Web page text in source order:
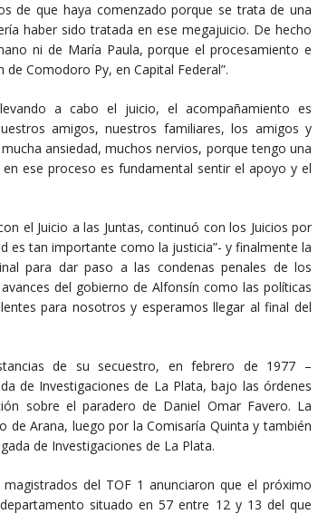
de que haya comenzado porque se trata de una
haber sido tratada en ese megajuicio. De hecho
ni de María Paula, porque el procesamiento e
Comodoro Py, en Capital Federal”.
a cabo el juicio, el acompañamiento es
amigos, nuestros familiares, los amigos y
ansiedad, muchos nervios, porque tengo una
ese proceso es fundamental sentir el apoyo y el
el Juicio a las Juntas, continuó con los Juicios por
es tan importante como la justicia”- y finalmente la
para dar paso a las condenas penales de los
del gobierno de Alfonsín como las políticas
para nosotros y esperamos llegar al final del
de su secuestro, en febrero de 1977 –
de Investigaciones de La Plata, bajo las órdenes
sobre el paradero de Daniel Omar Favero. La
Arana, luego por la Comisaría Quinta y también
de Investigaciones de La Plata.
del TOF 1 anunciaron que el próximo
situado en 57 entre 12 y 13 del que